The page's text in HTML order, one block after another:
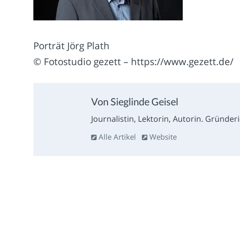
Porträt Jörg Plath
© Fotostudio gezett – https://www.gezett.de/
Von Sieglinde Geisel
Journalistin, Lektorin, Autorin.
Alle Artikel Website